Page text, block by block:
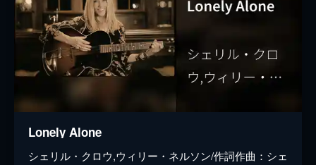
Lonely Alone
シェリル・クロウ,ウィリー・ネルソン/作詞作曲：シェ